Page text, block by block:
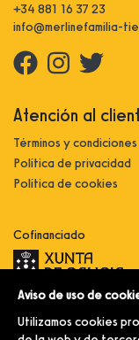
+34 881 16 37 23
info@merlinefamilia-
Atención al
Términos y condiciones
Política de privacidad
Política de cookies
Cofinanciado
Innovación, dixitalización e
comercialización e
sector comercial e artesanal
Aviso de uso de
Utilizamos cookies